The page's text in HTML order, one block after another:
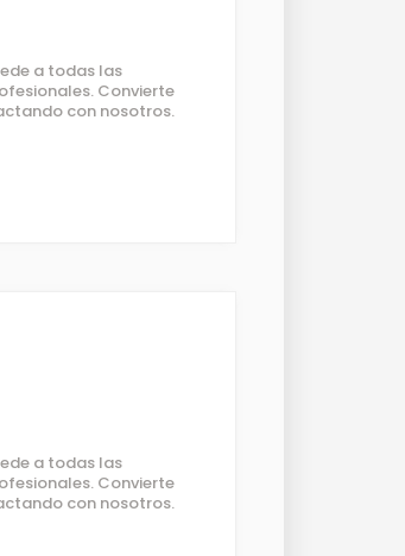
a todas las
Convierte
con nosotros.
a todas las
Convierte
con nosotros.